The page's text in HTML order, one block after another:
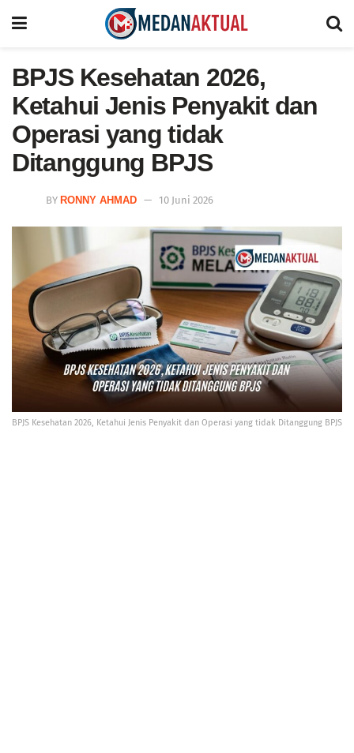
BPJS Kesehatan 2026,
Ketahui Jenis Penyakit dan
Operasi yang tidak
Ditanggung BPJS
BY RONNY AHMAD 10 Juni 2026
BPJS Kesehatan 2026, Ketahui Jenis Penyakit dan Operasi yang tidak Ditanggung BPJS